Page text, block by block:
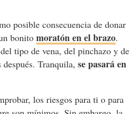
posible consecuencia de donar
bonito moratón en el brazo.
tipo de vena, del pinchazo y de
Tranquila, se pasará en
los riesgos para ti o para